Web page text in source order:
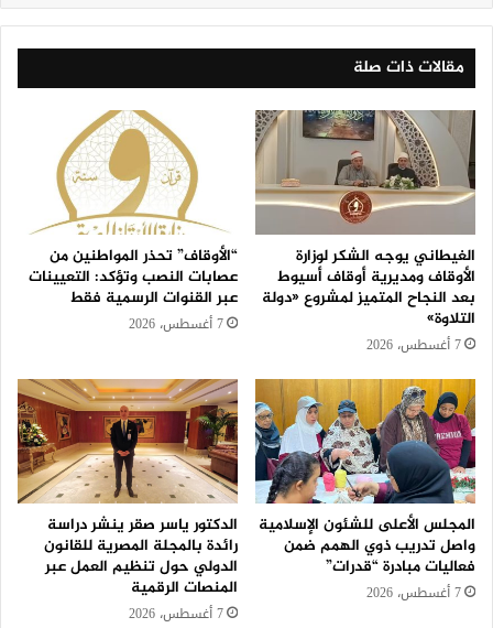
مقالات ذات صلة
الغيطاني يوجه الشكر لوزارة
الأوقاف ومديرية أوقاف أسيوط
بعد النجاح المتميز لمشروع «دولة
التلاوة»
7 أغسطس، 2026
“الأوقاف” تحذر المواطنين من
عصابات النصب وتؤكد: التعيينات
عبر القنوات الرسمية فقط
7 أغسطس، 2026
المجلس الأعلى للشئون الإسلامية
واصل تدريب ذوي الهمم ضمن
فعاليات مبادرة “قدرات”
7 أغسطس، 2026
الدكتور ياسر صقر ينشر دراسة
رائدة بالمجلة المصرية للقانون
الدولي حول تنظيم العمل عبر
المنصات الرقمية
7 أغسطس، 2026